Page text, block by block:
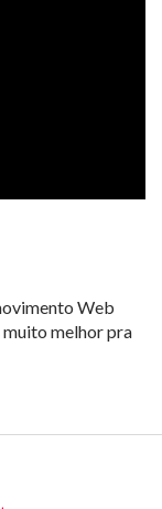
Web
muito melhor pra